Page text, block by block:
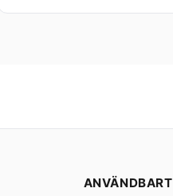
ANVÄNDBART